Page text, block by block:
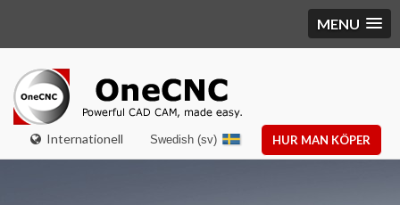
MENU
Internationell HUR MAN KÖPER
Swedish (sv)